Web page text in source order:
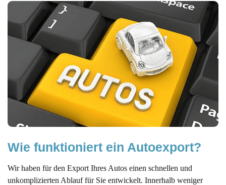
Wie funktioniert ein Autoexport?
Wir haben für den Export Ihres Autos einen schnellen und
unkomplizierten Ablauf für Sie entwickelt. Innerhalb weniger